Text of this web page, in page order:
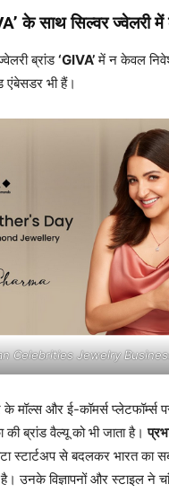
के साथ सिल्वर ज्वेलरी में
ब्रांड‘GIVA’में न केवल
एंबेसडर भी हैं।
Celebrities Jewelry
और ई-कॉमर्स प्लेटफॉर्म्स
ब्रांड वैल्यू को भी जाता है।
स्टार्टअप से बदलकर भारत का
उनके विज्ञापनों और स्टाइल ने